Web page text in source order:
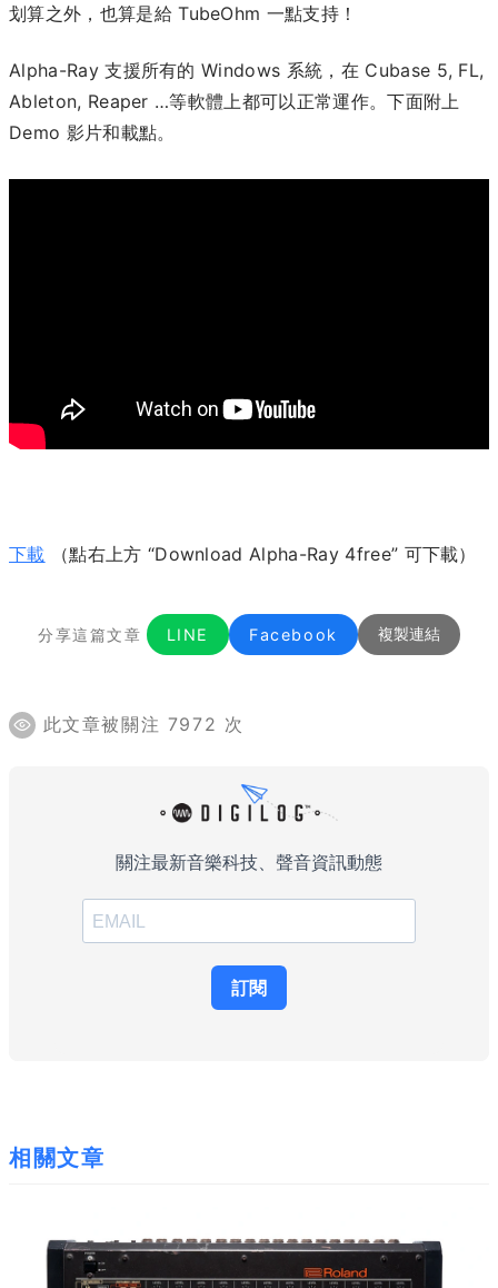
划算之外，也算是給 TubeOhm 一點支持！
Alpha-Ray 支援所有的 Windows 系統，在 Cubase 5, FL,
Ableton, Reaper …等軟體上都可以正常運作。下面附上
Demo 影片和載點。
下載 （點右上方 “Download Alpha-Ray 4free” 可下載）
分享這篇文章 LINE Facebook 複製連結
此文章被關注 7972 次
相關文章